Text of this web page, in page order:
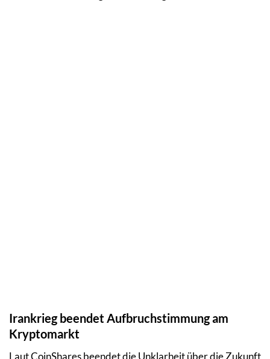
Irankrieg beendet Aufbruchstimmung am
Kryptomarkt
Laut CoinShares beendet die Unklarheit über die Zukunft